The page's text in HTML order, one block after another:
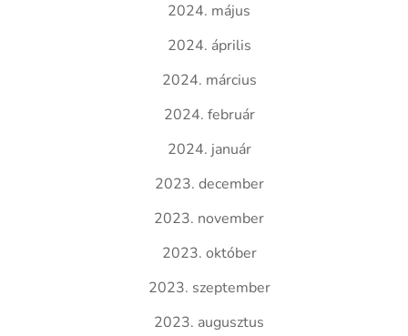
2024. május
2024. április
2024. március
2024. február
2024. január
2023. december
2023. november
2023. október
2023. szeptember
2023. augusztus